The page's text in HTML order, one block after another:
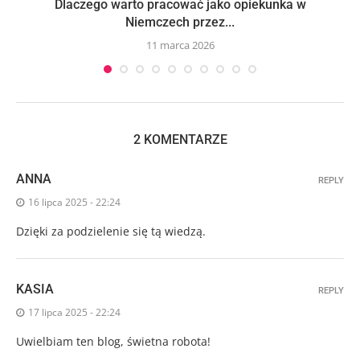
Dlaczego warto pracować jako opiekunka w
Niemczech przez...
11 marca 2026
2 KOMENTARZE
ANNA
16 lipca 2025 - 22:24
Dzięki za podzielenie się tą wiedzą.
REPLY
KASIA
17 lipca 2025 - 22:24
Uwielbiam ten blog, świetna robota!
REPLY